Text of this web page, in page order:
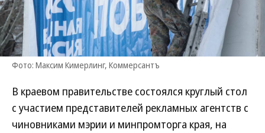
Фото: Максим Кимерлинг, Коммерсантъ
В краевом правительстве состоялся круглый стол
с участием представителей рекламных агентств с
чиновниками мэрии и минпромторга края, на